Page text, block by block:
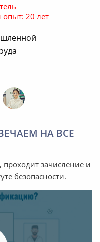
20 лет
НА ВСЕ
зачисление и
безопасности.